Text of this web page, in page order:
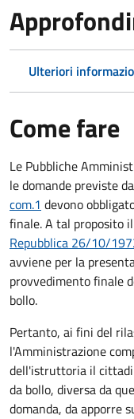
Ulteriori
Come fare
Le Pubbliche
le domande previste
com.1 devono
finale. A tal proposito il
Repubblica 26/10/
avviene per la
provvedimento finale
bollo.
Pertanto, ai fini del
l'Amministrazione
dell'istruttoria il
da bollo, diversa da
domanda, da apporre